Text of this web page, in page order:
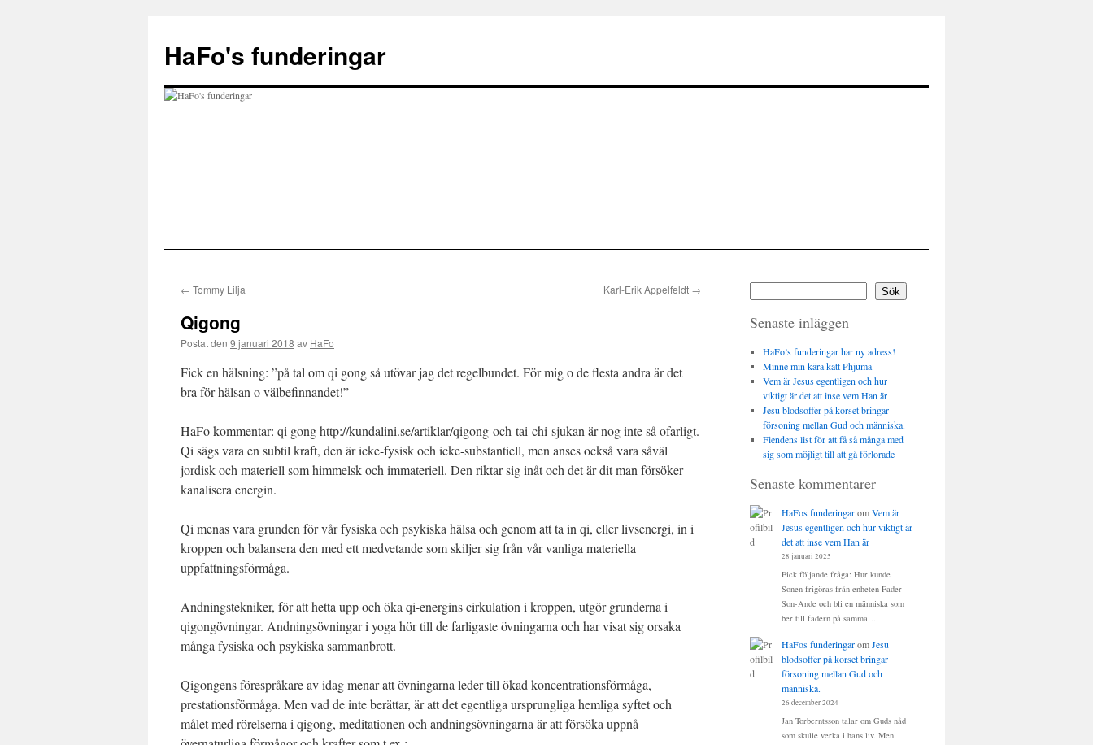
innehåll
HaFo's funderingar
← Tommy Lilja Karl-Erik Appelfeldt →
Qigong
Postat den 9 januari 2018 av HaFo
Fick en hälsning: ”på tal om qi gong så utövar jag det regelbundet. För mig o de flesta andra är det
bra för hälsan o välbefinnandet!”
HaFo kommentar: qi gong http://kundalini.se/artiklar/qigong-och-tai-chi-sjukan är nog inte så ofarligt.
Qi sägs vara en subtil kraft, den är icke-fysisk och icke-substantiell, men anses också vara såväl
jordisk och materiell som himmelsk och immateriell. Den riktar sig inåt och det är dit man försöker
kanalisera energin.
Qi menas vara grunden för vår fysiska och psykiska hälsa och genom att ta in qi, eller livsenergi, in i
kroppen och balansera den med ett medvetande som skiljer sig från vår vanliga materiella
uppfattningsförmåga.
Andningstekniker, för att hetta upp och öka qi-energins cirkulation i kroppen, utgör grunderna i
qigongövningar. Andningsövningar i yoga hör till de farligaste övningarna och har visat sig orsaka
många fysiska och psykiska sammanbrott.
Qigongens förespråkare av idag menar att övningarna leder till ökad koncentrationsförmåga,
prestationsförmåga. Men vad de inte berättar, är att det egentliga ursprungliga hemliga syftet och
målet med rörelserna i qigong, meditationen och andningsövningarna är att försöka uppnå
Sök
Senaste inläggen
HaFo’s funderingar har ny adress!
Minne min kära katt Phjuma
Vem är Jesus egentligen och hur
viktigt är det att inse vem Han är
Jesu blodsoffer på korset bringar
försoning mellan Gud och människa.
Fiendens list för att få så många med
sig som möjligt till att gå förlorade
Senaste kommentarer
HaFos funderingaromVem är
Jesus egentligen och hur viktigt är
det att inse vem Han är
28 januari 2025
Fick följande fråga: Hur kunde
Sonen frigöras från enheten Fader-
Son-Ande och bli en människa som
ber till fadern på samma…
HaFos funderingaromJesu
blodsoffer på korset bringar
försoning mellan Gud och
människa.
26 december 2024
Jan Torberntsson talar om Guds nåd
som skulle verka i hans liv. Men